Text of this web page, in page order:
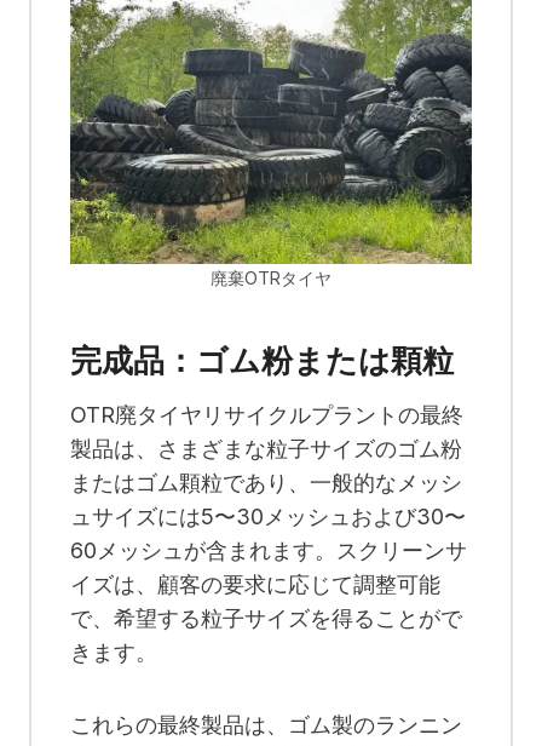
廃棄OTRタイヤ
完成品：ゴム粉または顆粒
OTR廃タイヤリサイクルプラントの最終
製品は、さまざまな粒子サイズのゴム粉
またはゴム顆粒であり、一般的なメッシ
ュサイズには5〜30メッシュおよび30〜
60メッシュが含まれます。スクリーンサ
イズは、顧客の要求に応じて調整可能
で、希望する粒子サイズを得ることがで
きます。
これらの最終製品は、ゴム製のランニン